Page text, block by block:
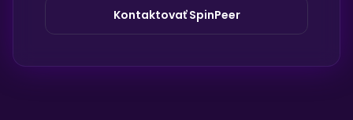
Kontaktovať SpinPeer